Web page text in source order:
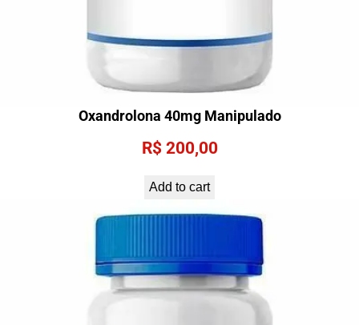
Oxandrolona 40mg Manipulado
R$ 200,00
Add to cart